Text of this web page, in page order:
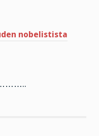
nobelistista